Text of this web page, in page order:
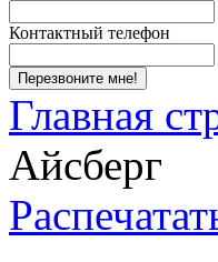
Контактный телефон
Перезвоните мне!
Главная
Айсберг